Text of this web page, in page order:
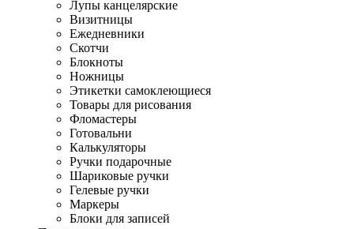
Лупы канцелярские
Визитницы
Ежедневники
Скотчи
Блокноты
Ножницы
Этикетки самоклеющиеся
Товары для рисования
Фломастеры
Готовальни
Калькуляторы
Ручки подарочные
Шариковые ручки
Гелевые ручки
Маркеры
Блоки для записей